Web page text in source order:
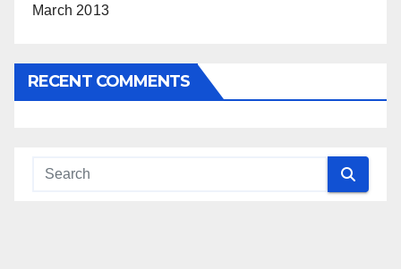
March 2013
RECENT COMMENTS